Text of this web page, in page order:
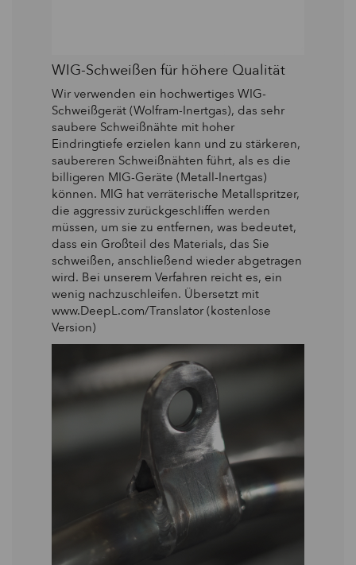
WIG-Schweißen für höhere Qualität
Wir verwenden ein hochwertiges WIG-
Schweißgerät (Wolfram-Inertgas), das sehr
saubere Schweißnähte mit hoher
Eindringtiefe erzielen kann und zu stärkeren,
saubereren Schweißnähten führt, als es die
billigeren MIG-Geräte (Metall-Inertgas)
können. MIG hat verräterische Metallspritzer,
die aggressiv zurückgeschliffen werden
müssen, um sie zu entfernen, was bedeutet,
dass ein Großteil des Materials, das Sie
schweißen, anschließend wieder abgetragen
wird. Bei unserem Verfahren reicht es, ein
wenig nachzuschleifen. Übersetzt mit
www.DeepL.com/Translator (kostenlose
Version)